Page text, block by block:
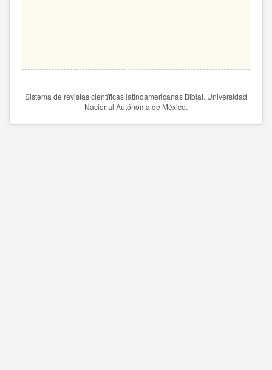
Sistema de revistas científicas latinoamericanas Biblat. Universidad
Nacional Autónoma de México.